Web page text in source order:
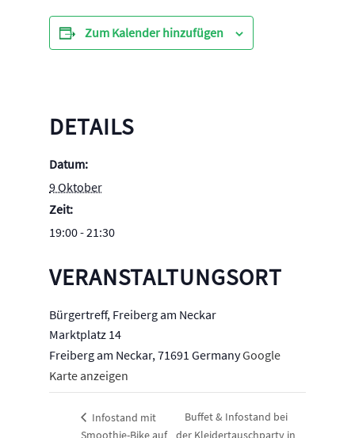
Zum Kalender hinzufügen
DETAILS
Datum:
9 Oktober
Zeit:
19:00 - 21:30
VERANSTALTUNGSORT
Bürgertreff, Freiberg am Neckar
Marktplatz 14
Freiberg am Neckar, 71691 GermanyGoogle
Karte anzeigen
Infostand mit
Smoothie-Bike auf
Buffet & Infostand bei
der Kleidertauschparty in